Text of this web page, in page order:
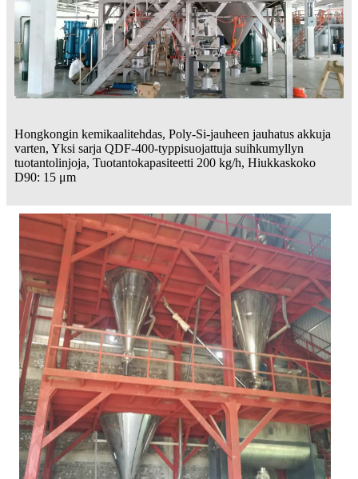
Hongkongin kemikaalitehdas, Poly-Si-jauheen jauhatus akkuja
varten, Yksi sarja QDF-400-typpisuojattuja suihkumyllyn
tuotantolinjoja, Tuotantokapasiteetti 200 kg/h, Hiukkaskoko
D90: 15 μm